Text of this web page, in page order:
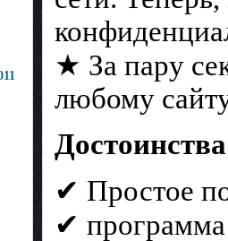
★ За пару
любому
✔ Простое
✔ программа